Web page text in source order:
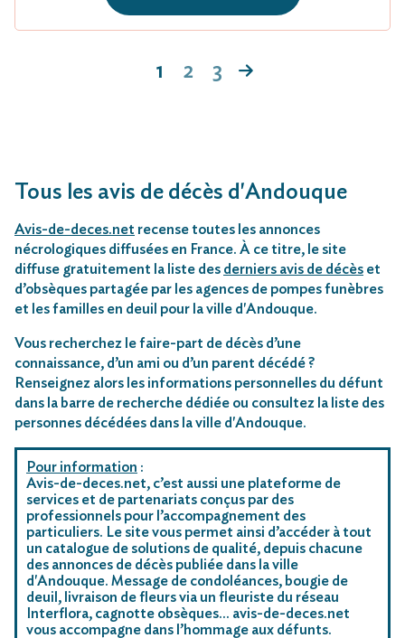
1 2 3
Tous les avis de décès d'Andouque
Avis-de-deces.net recense toutes les annonces
nécrologiques diffusées en France. À ce titre, le site
diffuse gratuitement la liste des derniers avis de décès et
d’obsèques partagée par les agences de pompes funèbres
et les familles en deuil pour la ville d'Andouque.
Vous recherchez le faire-part de décès d’une
connaissance, d’un ami ou d’un parent décédé ?
Renseignez alors les informations personnelles du défunt
dans la barre de recherche dédiée ou consultez la liste des
personnes décédées dans la ville d'Andouque.
Pour information :
Avis-de-deces.net, c’est aussi une plateforme de
services et de partenariats conçus par des
professionnels pour l’accompagnement des
particuliers. Le site vous permet ainsi d’accéder à tout
un catalogue de solutions de qualité, depuis chacune
des annonces de décès publiée dans la ville
d'Andouque. Message de condoléances, bougie de
deuil, livraison de fleurs via un fleuriste du réseau
Interflora, cagnotte obsèques… avis-de-deces.net
vous accompagne dans l’hommage aux défunts.